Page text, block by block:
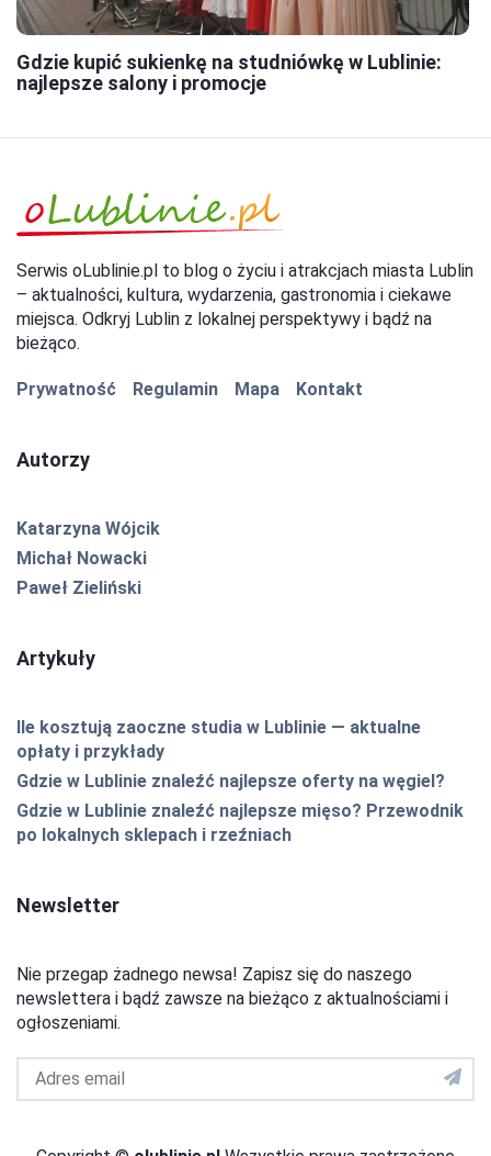
Gdzie kupić sukienkę na studniówkę w Lublinie:
najlepsze salony i promocje
Serwis oLublinie.pl to blog o życiu i atrakcjach miasta Lublin
– aktualności, kultura, wydarzenia, gastronomia i ciekawe
miejsca. Odkryj Lublin z lokalnej perspektywy i bądź na
bieżąco.
Prywatność Regulamin Mapa Kontakt
Autorzy
Katarzyna Wójcik
Michał Nowacki
Paweł Zieliński
Artykuły
Ile kosztują zaoczne studia w Lublinie — aktualne
opłaty i przykłady
Gdzie w Lublinie znaleźć najlepsze oferty na węgiel?
Gdzie w Lublinie znaleźć najlepsze mięso? Przewodnik
po lokalnych sklepach i rzeźniach
Newsletter
Nie przegap żadnego newsa! Zapisz się do naszego
newslettera i bądź zawsze na bieżąco z aktualnościami i
ogłoszeniami.
Adres
email